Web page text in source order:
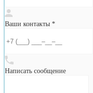
Ваши контакты *
Написать сообщение